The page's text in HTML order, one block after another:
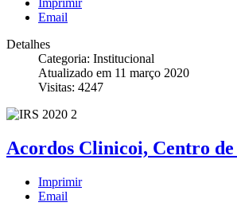
Imprimir
Email
Detalhes
Categoria: Institucional
Atualizado em 11 março 2020
Visitas: 4247
Acordos Clinicoi, Centro
Imprimir
Email